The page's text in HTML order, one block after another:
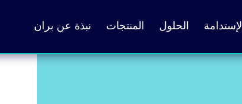
نبذة عن بران المنتجات الحلول الإستدامة